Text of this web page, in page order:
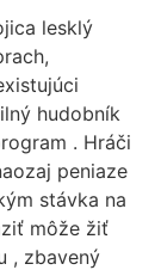
lesklý
hudobník
. Hráči
peniaze
stávka na
môže žiť
, zbavený